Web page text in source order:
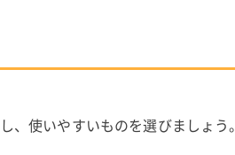
、使いやすいものを選びましょう。